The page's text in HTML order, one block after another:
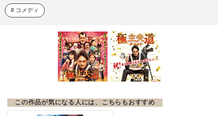
コメディ
この作品が気になる人には、こちらもおすすめ